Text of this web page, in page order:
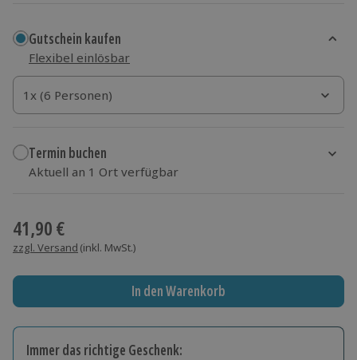
Gutschein kaufen
Flexibel einlösbar
1x (6 Personen)
1x (6 Personen)
1x (6 Personen)
Termin buchen
Aktuell an 1 Ort verfügbar
41,90 €
zzgl. Versand (inkl. MwSt.)
In den Warenkorb
Immer das richtige Geschenk: